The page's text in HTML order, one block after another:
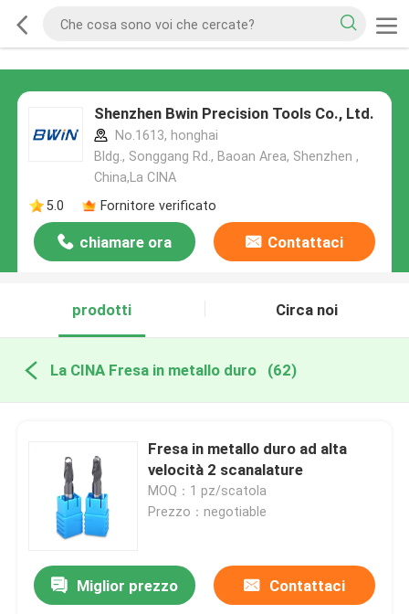
Shenzhen Bwin Precision Tools Co., Ltd.
No.1613, honghai
Bldg., Songgang Rd., Baoan Area, Shenzhen ,
China,La CINA
5.0
Fornitore verificato
chiamare ora Contattaci
prodotti Circa noi
La CINA Fresa in metallo duro (62)
Fresa in metallo duro ad alta
velocità 2 scanalature
MOQ：1 pz/scatola
Prezzo：negotiable
Miglior prezzo Contattaci